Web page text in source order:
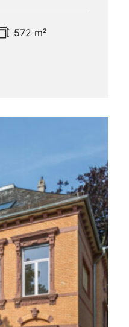
572 m²